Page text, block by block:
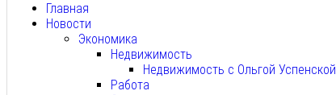
Главная
Новости
Экономика
Недвижимость
Недвижимость с Ольгой Успенской
Работа